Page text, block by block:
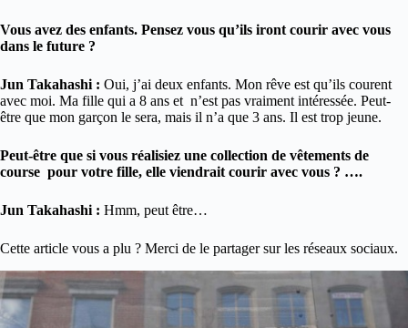
Vous avez des enfants. Pensez vous qu’ils iront courir avec vous
dans le future ?
Jun Takahashi : Oui, j’ai deux enfants. Mon rêve est qu’ils courent
avec moi. Ma fille qui a 8 ans et n’est pas vraiment intéressée. Peut-
être que mon garçon le sera, mais il n’a que 3 ans. Il est trop jeune.
Peut-être que si vous réalisiez une collection de vêtements de
course pour votre fille, elle viendrait courir avec vous ? ….
Jun Takahashi : Hmm, peut être…
Cette article vous a plu ? Merci de le partager sur les réseaux sociaux.